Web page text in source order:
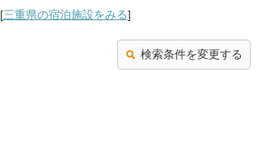
[三重県の宿泊施設をみる]
検索条件を変更する